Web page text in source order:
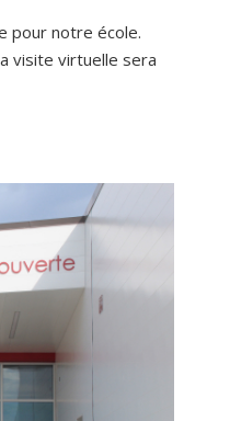
pour notre école.
visite virtuelle sera